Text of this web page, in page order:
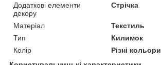
Додаткові елементи
декору
Стрічка
Матеріал
Текстиль
Тип
Килимок
Колір
Різні кольори